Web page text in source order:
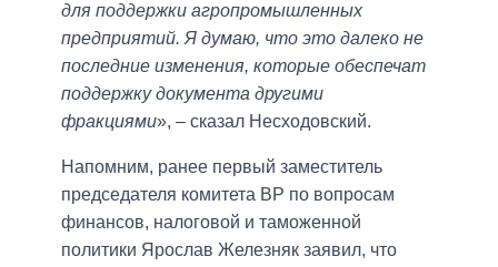
для поддержки агропромышленных
предприятий. Я думаю, что это далеко не
последние изменения, которые обеспечат
поддержку документа другими
фракциями», ‒ сказал Несходовский.
Напомним, ранее первый заместитель
председателя комитета ВР по вопросам
финансов, налоговой и таможенной
политики Ярослав Железняк заявил, что